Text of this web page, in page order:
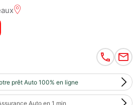
prêt Auto 100% en ligne
Auto en 1 min